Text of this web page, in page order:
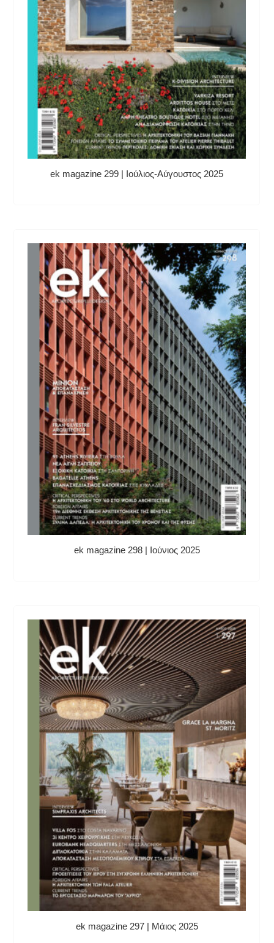
ek magazine 299 | Ιούλιος-Αύγουστος 2025
ek magazine 298 | Ιούνιος 2025
ek magazine 297 | Μάιος 2025